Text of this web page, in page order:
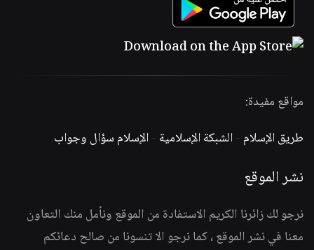
مواقع مفيدة:
طريق الإسلام -الشبكة الإسلامية -الإسلام سؤال وجواب
نشر الموقع
نرجو لك زائرنا الكريم الاستفادة من الموقع ونأمل منك التعاون
معنا في نشر الموقع ، كما نرجو الا تنسونا من صالح دعائكم